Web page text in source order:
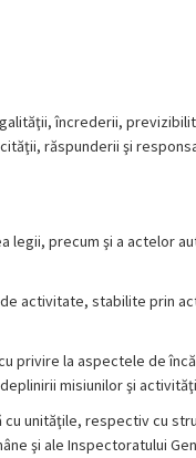
încrederii,
răspunderii şi
legii, precum şi a actelor
activitate, stabilite prin
privire la aspectele de
misiunilor şi
unităţile, respectiv cu
şi ale Inspectoratului